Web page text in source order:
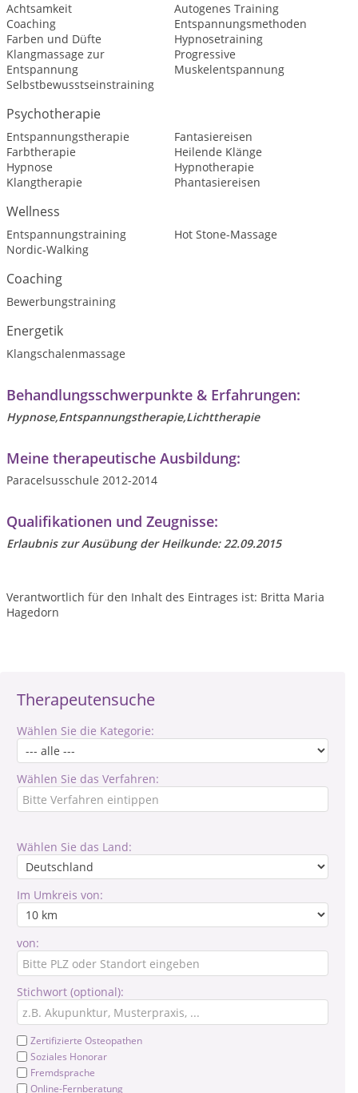
Therapeutensuche
Wählen Sie die Kategorie:
Wählen Sie das Verfahren:
Wählen Sie das Land:
Im Umkreis von:
von:
Stichwort (optional):
Zertifizierte Osteopathen
Soziales Honorar
Fremdsprache
Online-Fernberatung
Achtsamkeit
Autogenes Training
Coaching
Entspannungsmethoden
Farben und Düfte
Hypnosetraining
Klangmassage zur
Entspannung
Progressive
Muskelentspannung
Selbstbewusstseinstraining
Psychotherapie
Entspannungstherapie
Fantasiereisen
Farbtherapie
Heilende Klänge
Hypnose
Hypnotherapie
Klangtherapie
Phantasiereisen
Wellness
Entspannungstraining
Hot Stone-Massage
Nordic-Walking
Coaching
Bewerbungstraining
Energetik
Klangschalenmassage
Behandlungsschwerpunkte & Erfahrungen:
Hypnose,Entspannungstherapie,Lichttherapie
Meine therapeutische Ausbildung:
Paracelsusschule 2012-2014
Qualifikationen und Zeugnisse:
Erlaubnis zur Ausübung der Heilkunde: 22.09.2015
Verantwortlich für den Inhalt des Eintrages ist: Britta Maria
Hagedorn